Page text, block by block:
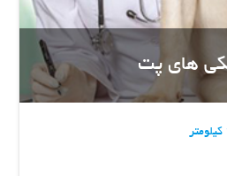
های پت